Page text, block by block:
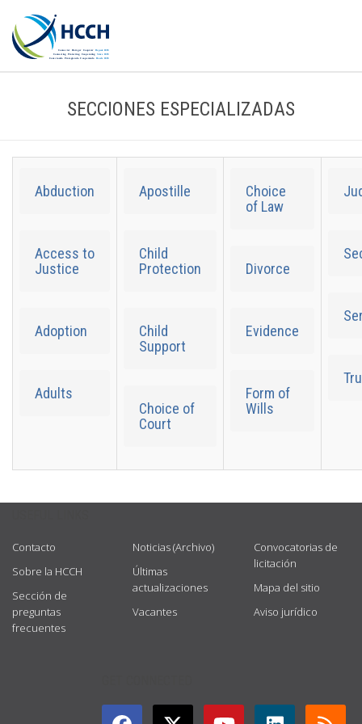
SECCIONES ESPECIALIZADAS
Abduction
Access to
Justice
Adoption
Adults
Apostille
Child
Protection
Child
Support
Choice of
Court
Choice
of Law
Divorce
Evidence
Form of
Wills
Contacto
Sobre la HCCH
Sección de
preguntas
frecuentes
Noticias (Archivo)
Últimas
actualizaciones
Vacantes
Convocatorias de
licitación
Mapa del sitio
Aviso jurídico